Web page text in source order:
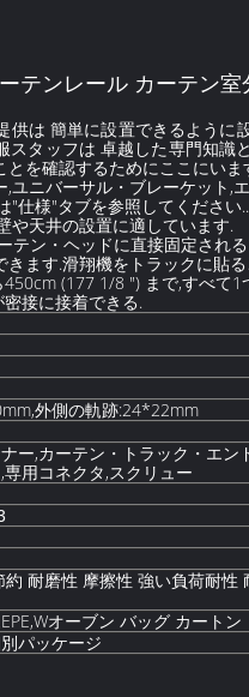
テンレール カーテン
供は 簡単に設置できるよう
タッフは 卓越した専門知
を確認するためにここにいま
ユニバーサル・ブレーケット
"仕様"タブを参照してください..
や天井の設置に適しています.
テン・ヘッドに直接固定され
ます.滑翔機をトラックに貼
(177 1/8 ") まで,すべて
接に接着できる.
外側の軌跡:24*22mm
ー,カーテン・トラック・エン
用コネクタ,スクリュー
耐磨性 摩擦性 強い負荷耐性
EPE,Wオーブン バッグ カートン
パッケージ